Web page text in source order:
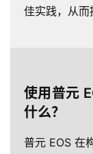
佳实践，从而
使用普元
什么？
普元 EOS 在